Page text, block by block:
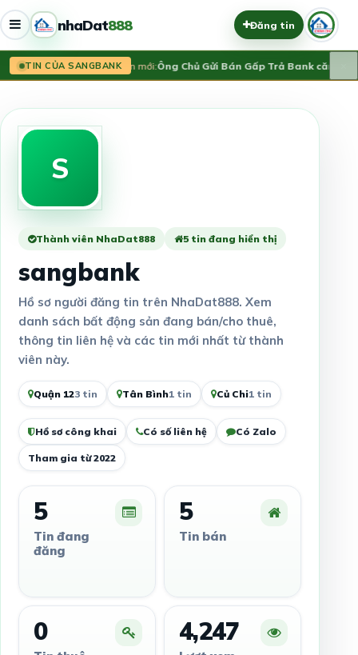
nhaDat888 Đăng tin
TIN CỦA SANGBANKTin mới:Ông Chủ Gửi Bán Gấp Trả Bank căn
S
Thành viên NhaDat888 5 tin đang hiển thị
sangbank
Hồ sơ người đăng tin trên NhaDat888. Xem
danh sách bất động sản đang bán/cho thuê,
thông tin liên hệ và các tin mới nhất từ thành
viên này.
Quận 123 tin Tân Bình1 tin Củ Chi1 tin
Hồ sơ công khai Có số liên hệ Có Zalo
Tham gia từ 2022
5
Tin đang
đăng
5
Tin bán
0 4,247